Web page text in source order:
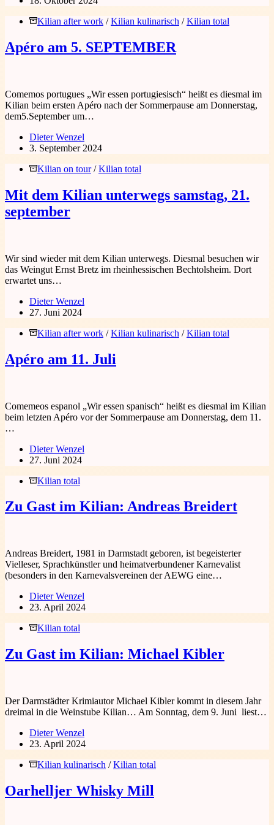
Kilian after work /Kilian kulinarisch /Kilian total
Apéro am 5. SEPTEMBER
Comemos portugues „Wir essen portugiesisch“ heißt es diesmal im
Kilian beim ersten Apéro nach der Sommerpause am Donnerstag,
dem5.September um…
Dieter Wenzel
3. September 2024
Kilian on tour/Kilian total
Mit dem Kilian unterwegs samstag, 21.
september
Wir sind wieder mit dem Kilian unterwegs. Diesmal besuchen wir
das Weingut Ernst Bretz im rheinhessischen Bechtolsheim. Dort
erwartet uns…
Dieter Wenzel
27. Juni 2024
Kilian after work /Kilian kulinarisch /Kilian total
Apéro am 11. Juli
Comemeos espanol „Wir essen spanisch“ heißt es diesmal im Kilian
beim letzten Apéro vor der Sommerpause am Donnerstag, dem 11.
…
Dieter Wenzel
27. Juni 2024
Kilian total
Zu Gast im Kilian: Andreas Breidert
Andreas Breidert, 1981 in Darmstadt geboren, ist begeisterter
Vielleser, Sprachkünstler und heimatverbundener Karnevalist
(besonders in den Karnevalsvereinen der AEWG eine…
Dieter Wenzel
23. April 2024
Kilian total
Zu Gast im Kilian: Michael Kibler
Der Darmstädter Krimiautor Michael Kibler kommt in diesem Jahr
dreimal in die Weinstube Kilian… Am Sonntag, dem 9. Juni liest…
Dieter Wenzel
23. April 2024
Kilian kulinarisch /Kilian total
Oarhelljer Whisky Mill